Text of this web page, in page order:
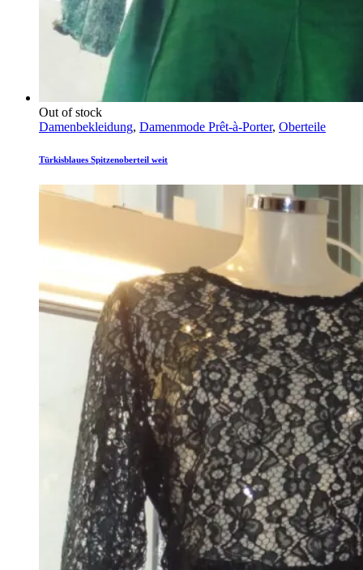
Out of stock
Damenbekleidung, Damenmode Prêt-à-Porter, Oberteile
Türkisblaues Spitzenoberteil weit